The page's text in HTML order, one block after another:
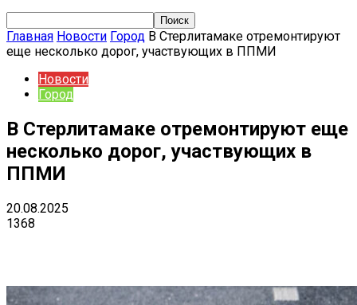
Главная Новости Город В Стерлитамаке отремонтируют
еще несколько дорог, участвующих в ППМИ
Новости
Город
В Стерлитамаке отремонтируют еще
несколько дорог, участвующих в
ППМИ
20.08.2025
1368